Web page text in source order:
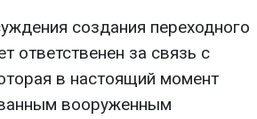
создания переходного
ответственен за связь с
в настоящий момент
вооруженным